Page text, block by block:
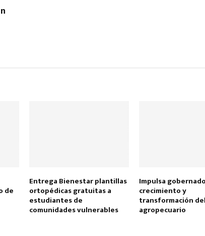
de
Entrega Bienestar plantillas
ortopédicas gratuitas a
estudiantes de
comunidades vulnerables
Impulsa
crecimiento y
transformación
agropecuario